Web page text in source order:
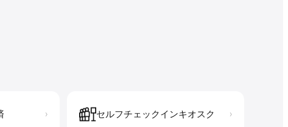
› セルフチェックインキオスク ›